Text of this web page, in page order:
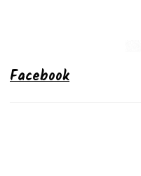
Facebook